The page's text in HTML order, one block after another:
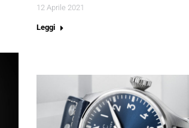
12 Aprile 2021
Leggi